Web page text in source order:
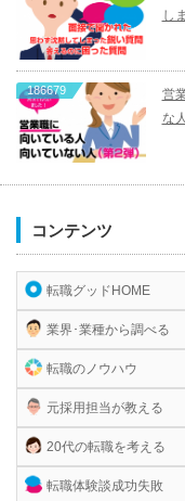
し
186679
営
な
コンテンツ
転職グッドHOME
業界･業種から調べる
転職のノウハウ
元採用担当が教える
20代の転職を考える
転職体験談成功失敗